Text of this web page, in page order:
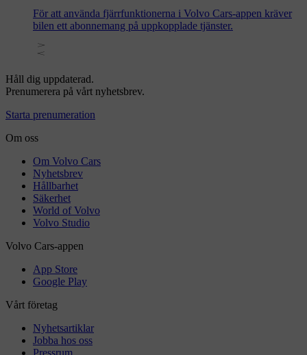
För att använda fjärrfunktionerna i Volvo Cars-appen kräver
bilen ett abonnemang på uppkopplade tjänster.